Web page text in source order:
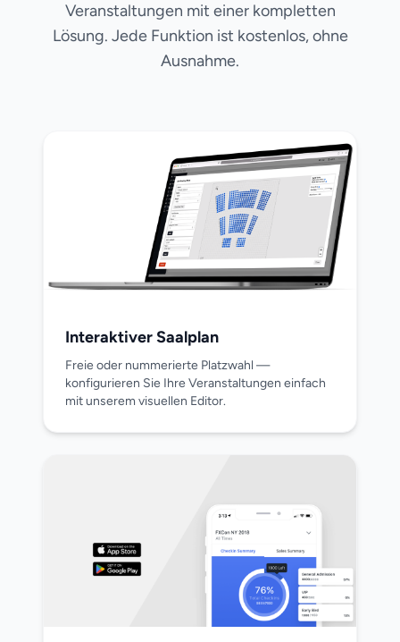
Veranstaltungen mit einer kompletten
Lösung. Jede Funktion ist kostenlos, ohne
Ausnahme.
Interaktiver Saalplan
Freie oder nummerierte Platzwahl —
konfigurieren Sie Ihre Veranstaltungen einfach
mit unserem visuellen Editor.